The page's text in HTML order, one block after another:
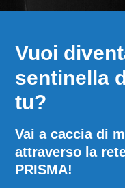
Vuoi
sentinella
tu?
Vai a caccia di
attraverso la
PRISMA!